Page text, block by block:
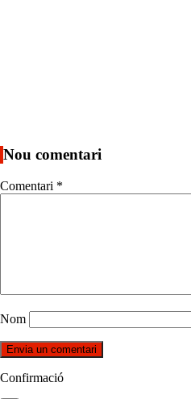
Nou comentari
Comentari *
Nom
Confirmació